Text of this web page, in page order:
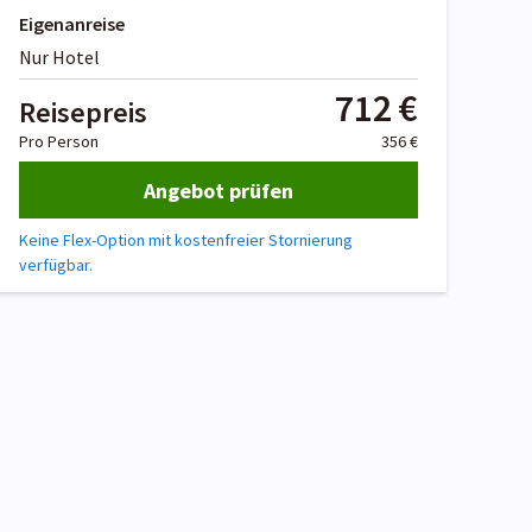
Eigenanreise
Nur Hotel
Reisepreis 712 €
Pro Person 356 €
Angebot prüfen
Keine Flex-Option mit kostenfreier Stornierung
verfügbar.